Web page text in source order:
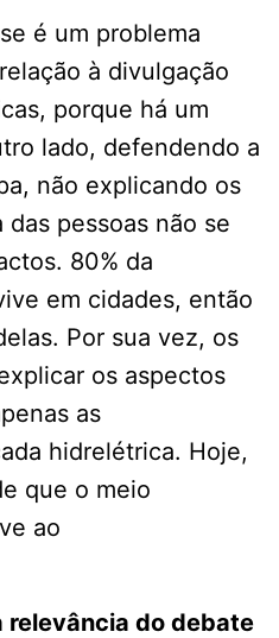
é um problema
à divulgação
porque há um
lado, defendendo a
não explicando os
das pessoas não se
80% da
em cidades, então
Por sua vez, os
os aspectos
as
hidrelétrica. Hoje,
que o meio
ao
relevância do debate